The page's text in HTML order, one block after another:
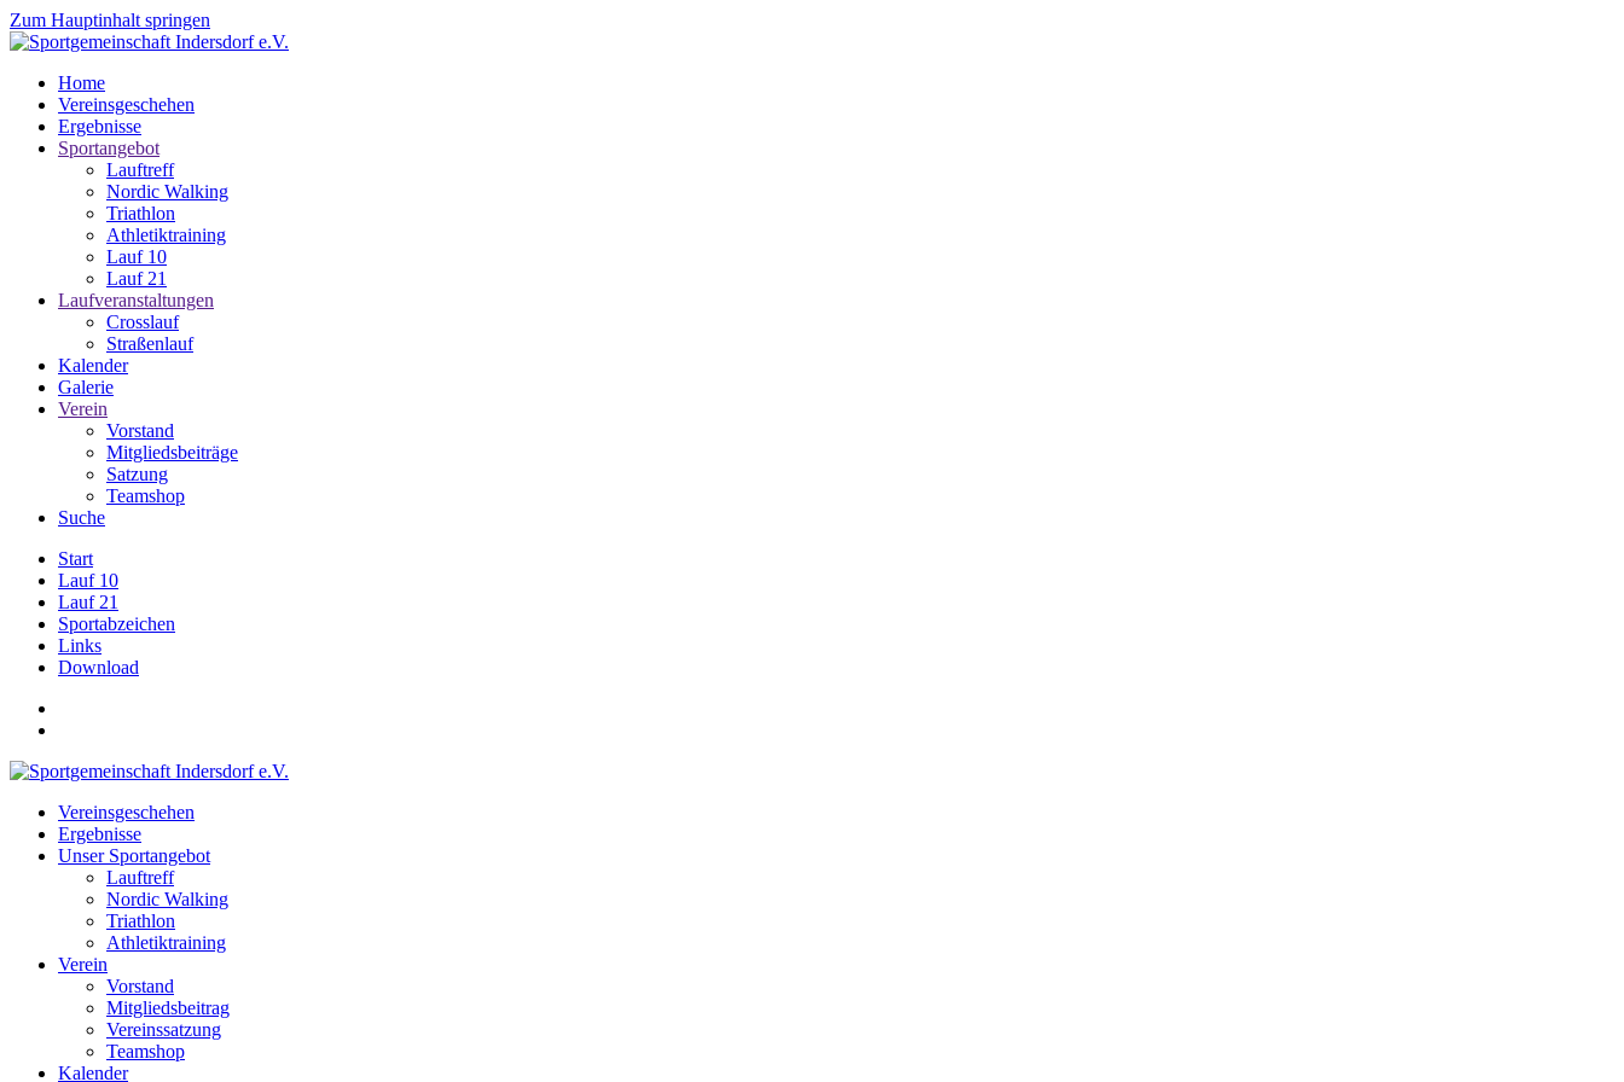
Zum Hauptinhalt springen
Home
Vereinsgeschehen
Ergebnisse
Sportangebot
Lauftreff
Nordic Walking
Triathlon
Athletiktraining
Lauf 10
Lauf 21
Laufveranstaltungen
Crosslauf
Straßenlauf
Kalender
Galerie
Verein
Vorstand
Mitgliedsbeiträge
Satzung
Teamshop
Suche
Start
Lauf 10
Lauf 21
Sportabzeichen
Links
Download
Vereinsgeschehen
Ergebnisse
Unser Sportangebot
Lauftreff
Nordic Walking
Triathlon
Athletiktraining
Verein
Vorstand
Mitgliedsbeitrag
Vereinssatzung
Teamshop
Kalender